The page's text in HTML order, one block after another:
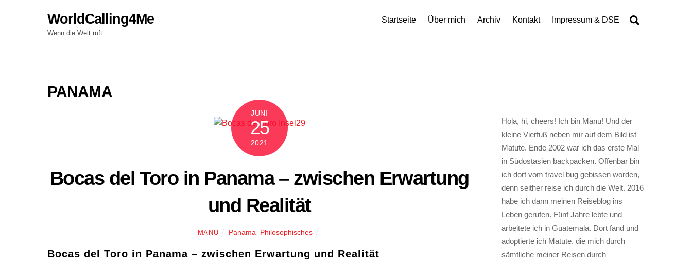
WorldCalling4Me
Wenn die Welt ruft...
Startseite Über mich Archiv Kontakt Impressum & DSE
PANAMA
JUNI
25
2021
Bocas del Toro in Panama – zwischen Erwartung
und Realität
MANU Panama Philosophisches
Bocas del Toro in Panama – zwischen Erwartung und Realität
Hola, hi, cheers! Ich bin Manu! Und der
kleine Vierfuß neben mir auf dem Bild ist
Matute. Ende 2002 war ich das erste Mal
in Südostasien backpacken. Offenbar bin
ich dort vom travel bug gebissen worden,
denn seither reise ich durch die Welt. 2016
habe ich dann meinen Reiseblog ins
Leben gerufen. Fünf Jahre lebte und
arbeitete ich in Guatemala. Dort fand und
adoptierte ich Matute, die mich durch
sämtliche meiner Reisen durch